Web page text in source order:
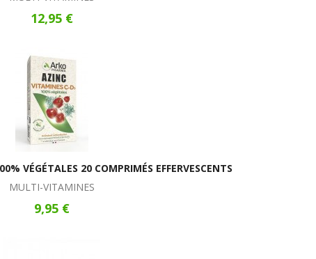
12,95 €
VÉGÉTALES 20 COMPRIMÉS EFFERVESCENTS
MULTI-VITAMINES
9,95 €